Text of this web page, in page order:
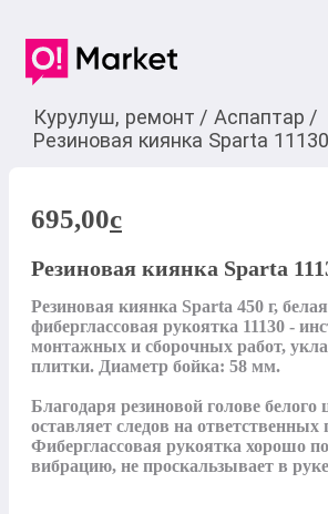
Курулуш, ремонт / Аспаптар /
Резиновая киянка Sparta 11130
695,00c
Резиновая киянка Sparta
Резиновая киянка Sparta 450 г,
фиберглассовая рукоятка 11130 -
монтажных и сборочных работ,
плитки. Диаметр бойка: 58 мм.
Благодаря резиновой голове белого
оставляет следов на ответственных
Фиберглассовая рукоятка хорошо
вибрацию, не проскальзывает в